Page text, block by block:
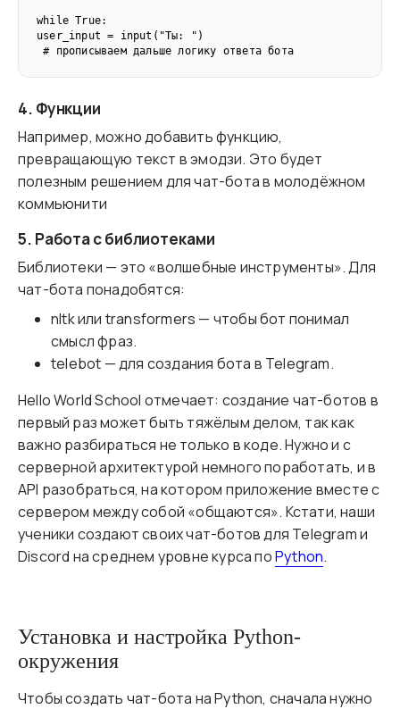
while True:
user_input = input("Ты: ")
# прописываем дальше логику ответа бота
4. Функции
Например, можно добавить функцию,
превращающую текст в эмодзи. Это будет
полезным решением для чат-бота в молодёжном
коммьюнити
5. Работа с библиотеками
Библиотеки — это «волшебные инструменты». Для
чат-бота понадобятся:
nltk или transformers — чтобы бот понимал
смысл фраз.
telebot — для создания бота в Telegram.
Hello World School отмечает: создание чат-ботов в
первый раз может быть тяжёлым делом, так как
важно разбираться не только в коде. Нужно и с
серверной архитектурой немного поработать, и в
API разобраться, на котором приложение вместе с
сервером между собой «общаются». Кстати, наши
ученики создают своих чат-ботов для Telegram и
Discord на среднем уровне курса поPython.
Установка и настройка Python-
окружения
Чтобы создать чат-бота на Python, сначала нужно